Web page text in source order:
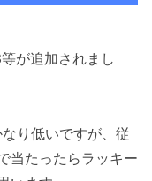
が追加されまし
り低いですが、従
当たったらラッキー